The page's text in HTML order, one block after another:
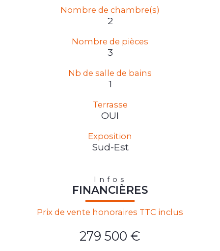
Nombre de chambre(s)
2
Nombre de pièces
3
Nb de salle de bains
1
Terrasse
OUI
Exposition
Sud-Est
Infos
FINANCIÈRES
Prix de vente honoraires TTC inclus
279 500 €